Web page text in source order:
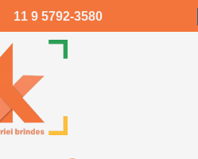
11 9 5792-3580